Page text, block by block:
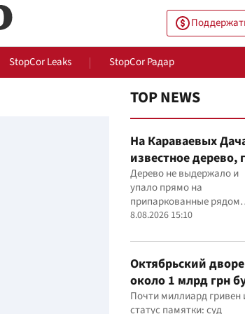
StopCor Leaks StopCor Радар
TOP NEWS
На Караваевых
известное дерево,
сквозь МАФ
Дерево не выдержало и
упало прямо на
припаркованные рядом
машины
8.08.2026 15:10
Октябрьский
около 1 млрд грн
государству: суд
Почти миллиард гривен
статус памятки: суд